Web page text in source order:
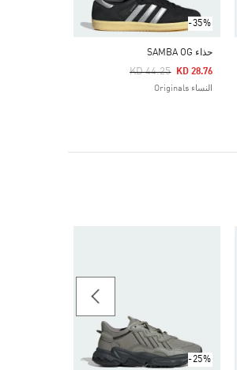
-35%
حذاء SAMBA OG
Price Reduced From
KD 44.25
To KD 28.76
النساء Originals
-25%